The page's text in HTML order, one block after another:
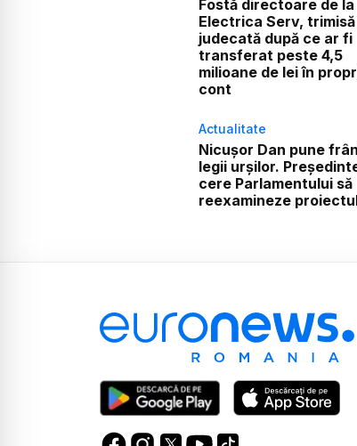
Fostă directoare de la
Electrica Serv, trimisă
judecată după ce ar fi
transferat peste 4,5
milioane de lei în
cont
Actualitate
Nicușor Dan pune
legii urșilor.
cere Parlamentului să
reexamineze